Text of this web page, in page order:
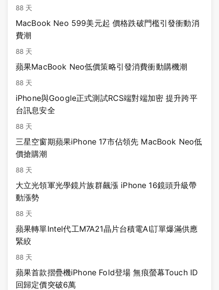
88 天
MacBook Neo 599美元起 價格跌破門檻引發衝動消
費潮
88 天
蘋果MacBook Neo低價策略引發消費衝動購機潮
88 天
iPhone與Google正式測試RCS端對端加密 提升跨平
台訊息安全
88 天
三星空窗期蘋果iPhone 17市佔領先 MacBook Neo低
價搶購潮
88 天
大立光領軍光學鏡片族群飆漲 iPhone 16鏡頭升級帶
動漲勢
88 天
蘋果轉單Intel代工M7A21晶片台積電AI訂單爆滿供應
緊絞
88 天
蘋果首款摺疊機iPhone Fold登場 無痕螢幕Touch ID
回歸定價突破6萬